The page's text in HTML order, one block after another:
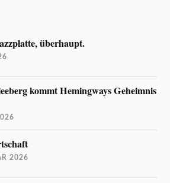
überhaupt.
kommt Hemingways Geheimnis
2026